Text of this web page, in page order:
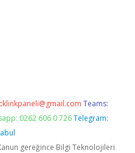
Teams:
0262 606 0 726 Telegram:
gereğince Bilgi Teknolojileri